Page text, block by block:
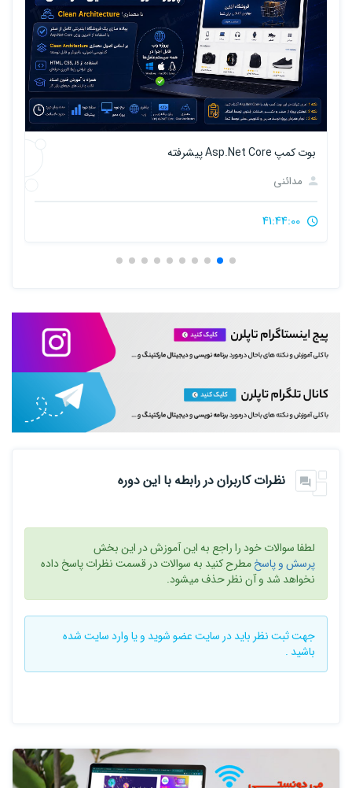
بوت کمپ برنامه نویس شو
نظرات کاربران در رابطه با این دوره
لطفا سوالات خود را راجع به این آموزش در این بخش
پرسش و پاسخمطرح کنید به سوالات در قسمت نظرات پاسخ داده
نخواهد شد و آن نظر حذف میشود.
جهت ثبت نظر باید در سایتعضو شوید و یاوارد سایتشده
باشید .